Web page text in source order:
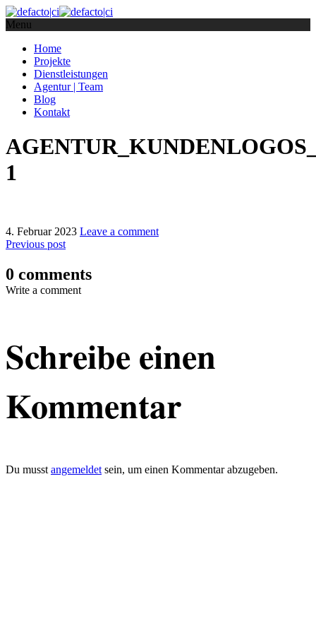
Menu
Home
Projekte
Dienstleistungen
Agentur | Team
Blog
Kontakt
1
4. Februar 2023 Leave a comment
Previous post
0 comments
Write a comment
Schreibe einen
Kommentar
Du musst angemeldet sein, um einen Kommentar abzugeben.